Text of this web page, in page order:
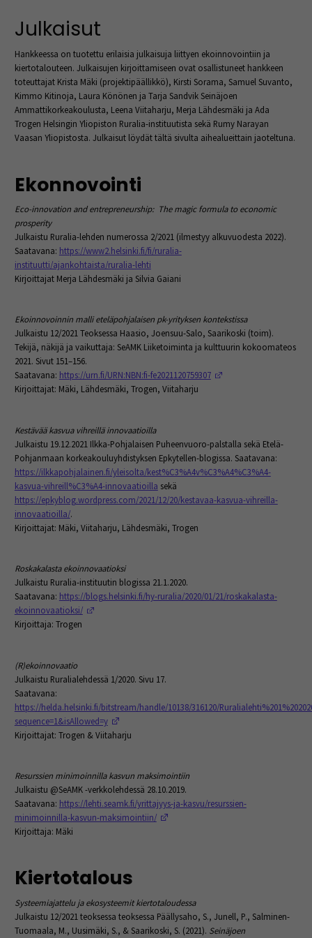
Julkaisut
Hankkeessa on tuotettu erilaisia julkaisuja liittyen ekoinnovointiin ja
kiertotalouteen. Julkaisujen kirjoittamiseen ovat osallistuneet hankkeen
toteuttajat Krista Mäki (projektipäällikkö), Kirsti Sorama, Samuel Suvanto,
Kimmo Kitinoja, Laura Könönen ja Tarja Sandvik Seinäjoen
Ammattikorkeakoulusta, Leena Viitaharju, Merja Lähdesmäki ja Ada
Trogen Helsingin Yliopiston Ruralia-instituutista sekä Rumy Narayan
Vaasan Yliopistosta. Julkaisut löydät tältä sivulta aihealueittain jaoteltuna.
Ekonnovointi
Eco-innovation and entrepreneurship: The magic formula to economic
prosperity
Julkaistu Ruralia-lehden numerossa 2/2021 (ilmestyy alkuvuodesta 2022).
Saatavana: https://www2.helsinki.fi/fi/ruralia-
instituutti/ajankohtaista/ruralia-lehti
Kirjoittajat Merja Lähdesmäki ja Silvia Gaiani
Ekoinnovoinnin malli eteläpohjalaisen pk-yrityksen kontekstissa
Julkaistu 12/2021 Teoksessa Haasio, Joensuu-Salo, Saarikoski (toim).
Tekijä, näkijä ja vaikuttaja: SeAMK Liiketoiminta ja kulttuurin kokoomateos
2021. Sivut 151–156.
Saatavana: https://urn.fi/URN:NBN:fi-fe2021120759307
Kirjoittajat: Mäki, Lähdesmäki, Trogen, Viitaharju
Kestävää kasvua vihreillä innovaatioilla
Julkaistu 19.12.2021 Ilkka-Pohjalaisen Puheenvuoro-palstalla sekä Etelä-
Pohjanmaan korkeakouluyhdistyksen Epkytellen-blogissa. Saatavana:
https://ilkkapohjalainen.fi/yleisolta/kest%C3%A4v%C3%A4%C3%A4-
kasvua-vihreill%C3%A4-innovaatioilla sekä
https://epkyblog.wordpress.com/2021/12/20/kestavaa-kasvua-vihreilla-
innovaatioilla/.
Kirjoittajat: Mäki, Viitaharju, Lähdesmäki, Trogen
Roskakalasta ekoinnovaatioksi
Julkaistu Ruralia-instituutin blogissa 21.1.2020.
Saatavana: https://blogs.helsinki.fi/hy-ruralia/2020/01/21/roskakalasta-
ekoinnovaatioksi/
Kirjoittaja: Trogen
(R)ekoinnovaatio
Julkaistu Ruralialehdessä 1/2020. Sivu 17.
Saatavana:
https://helda.helsinki.fi/bitstream/handle/10138/316120/
sequence=1&isAllowed=y
Kirjoittajat: Trogen & Viitaharju
Resurssien minimoinnilla kasvun maksimointiin
Julkaistu @SeAMK -verkkolehdessä 28.10.2019.
Saatavana: https://lehti.seamk.fi/yrittajyys-ja-kasvu/resurssien-
minimoinnilla-kasvun-maksimointiin/
Kirjoittaja: Mäki
Kiertotalous
Systeemiajattelu ja ekosysteemit kiertotaloudessa
Julkaistu 12/2021 teoksessa teoksessa Päällysaho, S., Junell, P., Salminen-
Tuomaala, M., Uusimäki, S., & Saarikoski, S. (2021). Seinäjoen